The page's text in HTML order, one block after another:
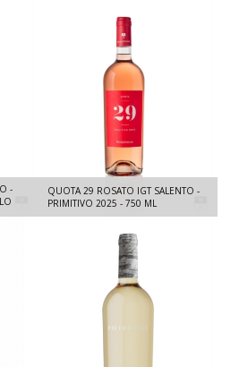
-
QUOTA 29 ROSATO IGT SALENTO -
PRIMITIVO 2025 - 750 ML